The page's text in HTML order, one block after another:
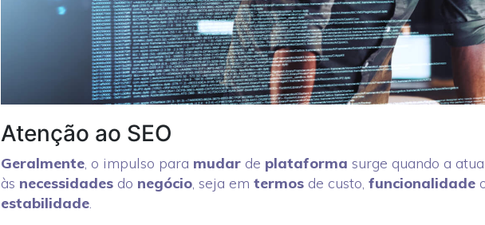
Atenção ao SEO
Geralmente, o impulso para mudar de plataforma surge quando a
às necessidades do negócio, seja em termos de custo, funcionalidade
estabilidade.